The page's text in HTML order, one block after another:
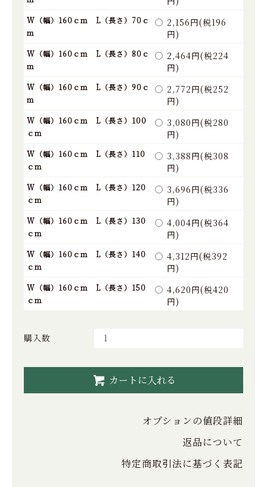
W（幅）160ｃｍ L（長さ）70ｃ
ｍ
2,156円(税196
円)
W（幅）160ｃｍ L（長さ）80ｃ
ｍ
2,464円(税224
円)
W（幅）160ｃｍ L（長さ）90ｃ
ｍ
2,772円(税252
円)
W（幅）160ｃｍ L（長さ）100
ｃｍ
3,080円(税280
円)
W（幅）160ｃｍ L（長さ）110
ｃｍ
3,388円(税308
円)
W（幅）160ｃｍ L（長さ）120
ｃｍ
3,696円(税336
円)
W（幅）160ｃｍ L（長さ）130
ｃｍ
4,004円(税364
円)
W（幅）160ｃｍ L（長さ）140
ｃｍ
4,312円(税392
円)
W（幅）160ｃｍ L（長さ）150
ｃｍ
4,620円(税420
円)
購入数
カートに入れる
オプションの値段詳細
返品について
特定商取引法に基づく表記